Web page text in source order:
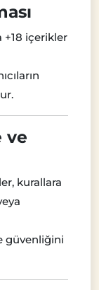
+18 içerikler
ve
kurallara
güvenliğini